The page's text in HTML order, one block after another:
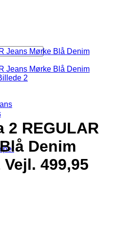
2 REGULAR
Denim
499,95